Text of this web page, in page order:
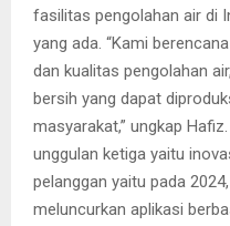
fasilitas pengolahan air di
yang ada. “Kami
dan kualitas pengolahan
bersih yang dapat
masyarakat,” ungkap
unggulan ketiga yaitu
pelanggan yaitu pada
meluncurkan aplikasi